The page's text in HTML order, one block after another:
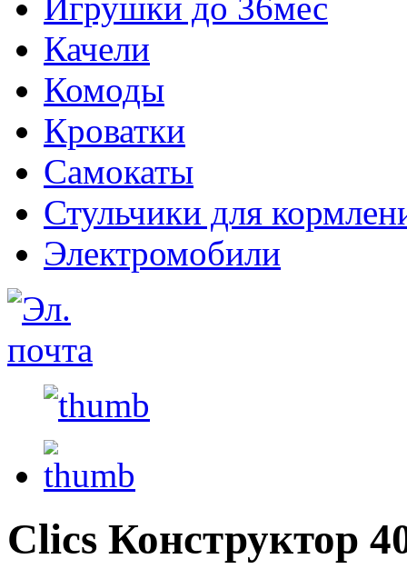
Качели
Комоды
Кроватки
Самокаты
Стульчики для
Электромобили
Clics Конструктор